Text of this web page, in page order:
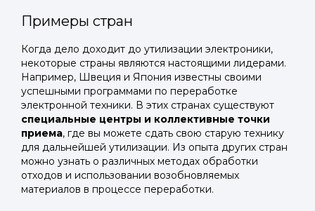
Примеры стран
Когда дело доходит до утилизации электроники,
некоторые страны являются настоящими лидерами.
Например, Швеция и Япония известны своими
успешными программами по переработке
электронной техники. В этих странах существуют
специальные центры и коллективные точки
приема, где вы можете сдать свою старую технику
для дальнейшей утилизации. Из опыта других стран
можно узнать о различных методах обработки
отходов и использовании возобновляемых
материалов в процессе переработки.